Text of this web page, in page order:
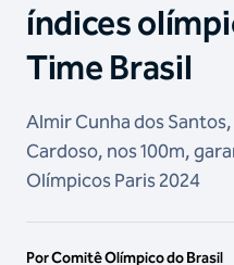
índices
Time Brasil
Almir Cunha dos
Cardoso, nos 100m,
Olímpicos Paris 2024
Por Comitê Olímpico do Brasil